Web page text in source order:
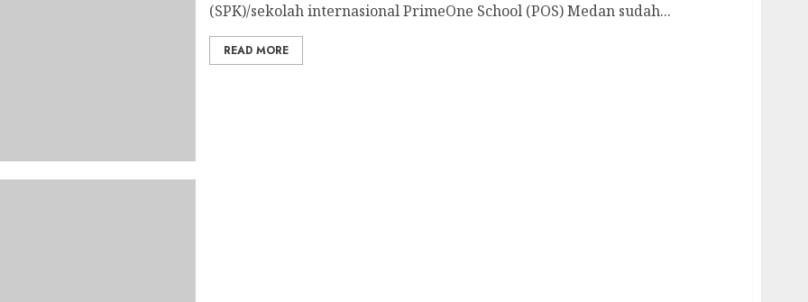
(SPK)/sekolah internasional PrimeOne School (POS) Medan sudah...
READ MORE